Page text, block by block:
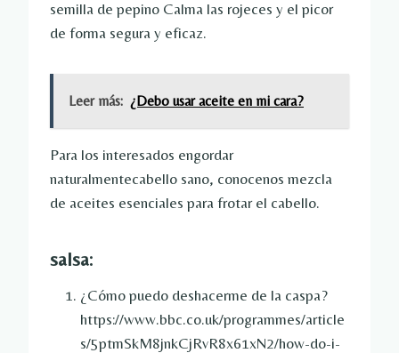
semilla de pepino Calma las rojeces y el picor
de forma segura y eficaz.
Leer más: ¿Debo usar aceite en mi cara?
Para los interesados engordar
naturalmentecabello sano, conocenos mezcla
de aceites esenciales para frotar el cabello.
salsa:
¿Cómo puedo deshacerme de la caspa?
https://www.bbc.co.uk/programmes/article
s/5ptmSkM8jnkCjRvR8x61xN2/how-do-i-